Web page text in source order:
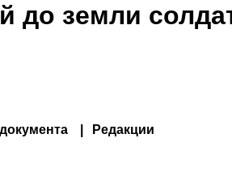
до земли
Редакции